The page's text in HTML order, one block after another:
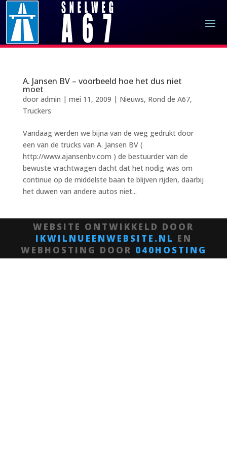
A. Jansen BV – voorbeeld hoe het dus niet
moet
door admin | mei 11, 2009 | Nieuws, Rond de A67,
Truckers
Vandaag werden we bijna van de weg gedrukt door
een van de trucks van A. Jansen BV (
http://www.ajansenbv.com ) de bestuurder van de
bewuste vrachtwagen dacht dat het nodig was om
continue op de middelste baan te blijven rijden, daarbij
het duwen van andere autos niet...
WEBSITE ONTWIKKELD DOOR
IKWILNUEENWEBSITE.NL EN
WEBHOSTING DOOR 040HOSTING